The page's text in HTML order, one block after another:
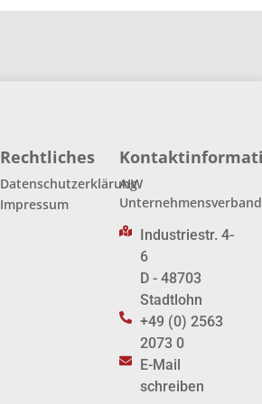
Rechtliches
Datenschutzerklärung
Impressum
AIW
Unternehmensverband
Industriestr. 4-
6
D - 48703
Stadtlohn
+49 (0) 2563
2073 0
E-Mail
schreiben